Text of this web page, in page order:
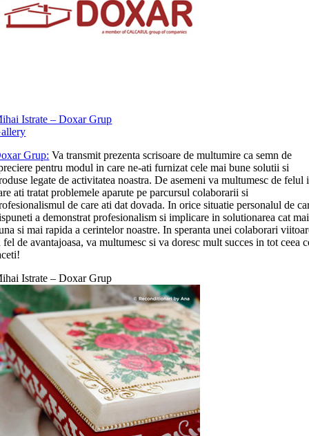
Istrate – Doxar Grup
Grup: Va transmit prezenta scrisoare de multumire ca semn de
pentru modul in care ne-ati furnizat cele mai bune solutii si
legate de activitatea noastra. De asemeni va multumesc de felul
ati tratat problemele aparute pe parcursul colaborarii si
de care ati dat dovada. In orice situatie personalul de
a demonstrat profesionalism si implicare in solutionarea cat mai
si mai rapida a cerintelor noastre. In speranta unei colaborari
fel de avantajoasa, va multumesc si va doresc mult succes in tot ceea
Istrate – Doxar Grup